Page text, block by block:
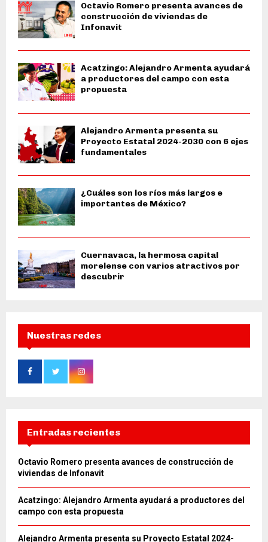
Octavio Romero presenta avances de
construcción de viviendas de
Infonavit
Acatzingo: Alejandro Armenta ayudará
a productores del campo con esta
propuesta
Alejandro Armenta presenta su
Proyecto Estatal 2024-2030 con 6 ejes
fundamentales
¿Cuáles son los ríos más largos e
importantes de México?
Cuernavaca, la hermosa capital
morelense con varios atractivos por
descubrir
Nuestras redes
Entradas recientes
Octavio Romero presenta avances de construcción de
viviendas de Infonavit
Acatzingo: Alejandro Armenta ayudará a productores del
campo con esta propuesta
Alejandro Armenta presenta su Proyecto Estatal 2024-